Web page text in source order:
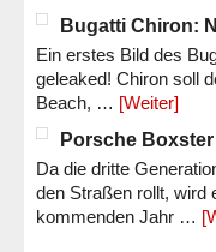
Bugatti Chiron:
Ein erstes Bild des
geleaked! Chiron soll
Beach, … [Weiter]
Porsche
Da die dritte
den Straßen rollt, wird
kommenden Jahr …